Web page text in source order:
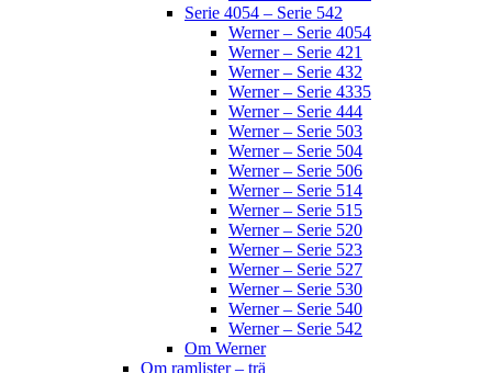
Serie 4054 – Serie 542
Werner – Serie 4054
Werner – Serie 421
Werner – Serie 432
Werner – Serie 4335
Werner – Serie 444
Werner – Serie 503
Werner – Serie 504
Werner – Serie 506
Werner – Serie 514
Werner – Serie 515
Werner – Serie 520
Werner – Serie 523
Werner – Serie 527
Werner – Serie 530
Werner – Serie 540
Werner – Serie 542
Om Werner
Om ramlister – trä